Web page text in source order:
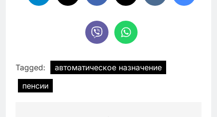
Tagged:
автоматическое назначение
пенсии